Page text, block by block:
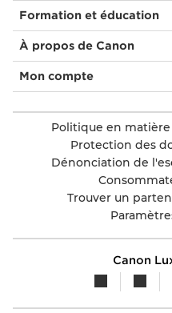
Formation et éducation
À propos de Canon
Mon compte
Politique en
Protection des
Dénonciation de
Trouver un
Canon